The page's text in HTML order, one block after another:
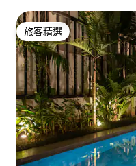
旅客精選
旅客精選